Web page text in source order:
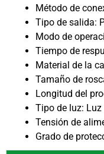
Método de
Tipo de salida:
Modo de
Tiempo de
Material de la
Tamaño de
Longitud del
Tipo de luz:
Tensión de
Grado de